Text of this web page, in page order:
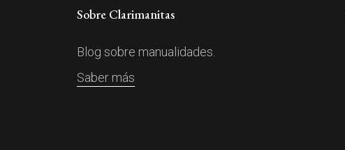
Sobre Clarimanitas
Blog sobre manualidades.
Saber más